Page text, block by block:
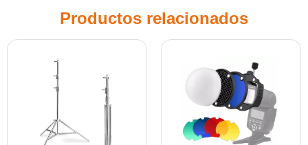
Productos relacionados